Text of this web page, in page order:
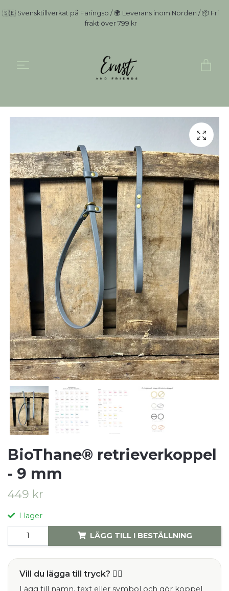
🇸🇪 Svensktillverkat på Färingsö / 🌍 Leverans inom Norden / 📦 Fri
frakt över 799 kr
BioThane® retrieverkoppel
- 9 mm
449 kr
I lager
LÄGG TILL I BESTÄLLNING
Vill du lägga till tryck? ✍🏻
Lägg till namn, text eller symbol och gör koppel